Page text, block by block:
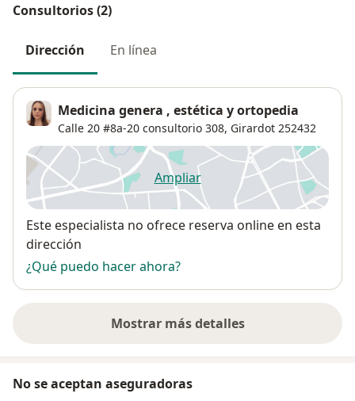
Consultorios (2)
Dirección En línea
Medicina genera , estética y ortopedia
Calle 20 #8a-20 consultorio 308, Girardot 252432
Ampliarse abre en una nueva
Disponibilidad
Este especialista no ofrece reserva online en esta
dirección
¿Qué puedo hacer ahora?
Mostrar más detalles
sobre la dirección
No se aceptan aseguradoras